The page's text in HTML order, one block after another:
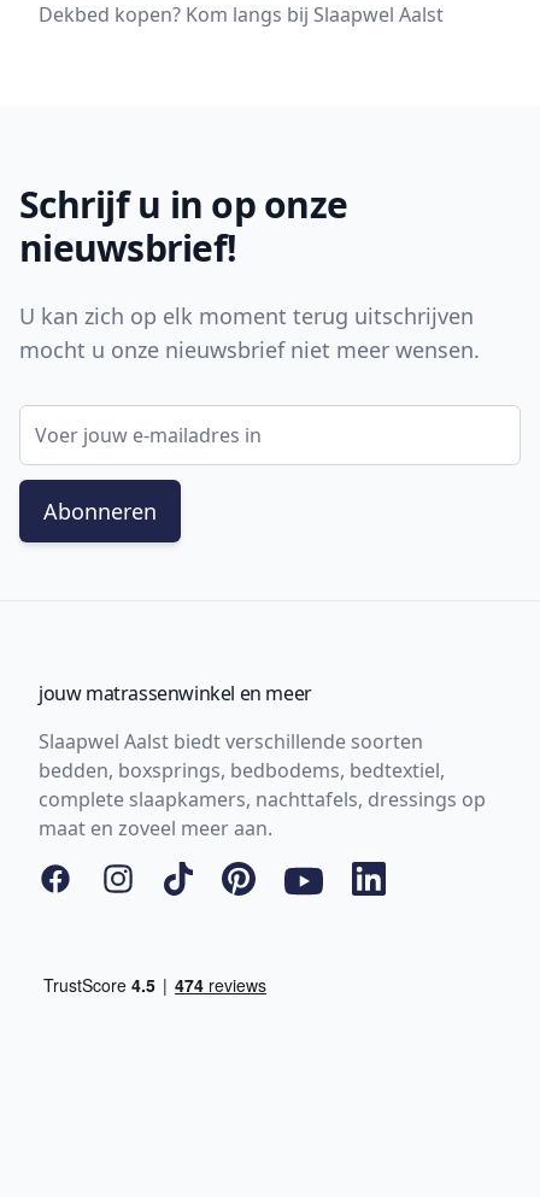
Dekbed kopen? Kom langs bij Slaapwel Aalst
Schrijf u in op onze
nieuwsbrief!
U kan zich op elk moment terug uitschrijven
mocht u onze nieuwsbrief niet meer wensen.
E-mail adres
Abonneren
jouw matrassenwinkel en meer
Slaapwel Aalst biedt verschillende soorten
bedden, boxsprings, bedbodems, bedtextiel,
complete slaapkamers, nachttafels, dressings op
maat en zoveel meer aan.
FacebookInstagram
Tiktok PinterestYouTubeLinkedIn